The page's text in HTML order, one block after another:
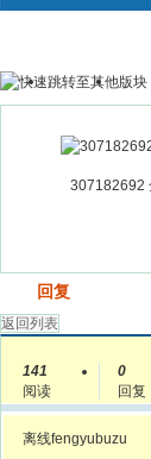
银行
307182692
回复
返回列表
141
阅读
0
回复
离线fengyubuzu